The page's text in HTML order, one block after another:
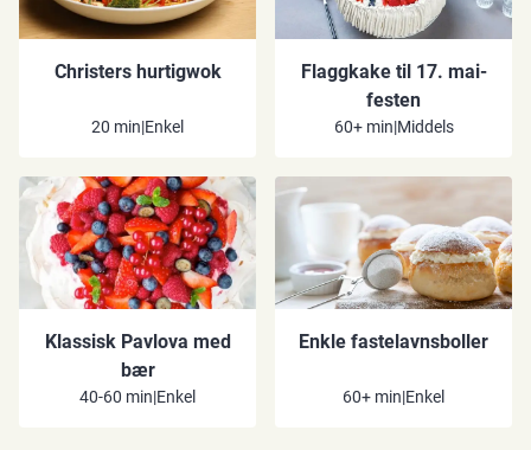
Christers hurtigwok
20 min|Enkel
Flaggkake til 17. mai-
festen
60+ min|Middels
Klassisk Pavlova med
bær
40-60 min|Enkel
Enkle fastelavnsboller
60+ min|Enkel